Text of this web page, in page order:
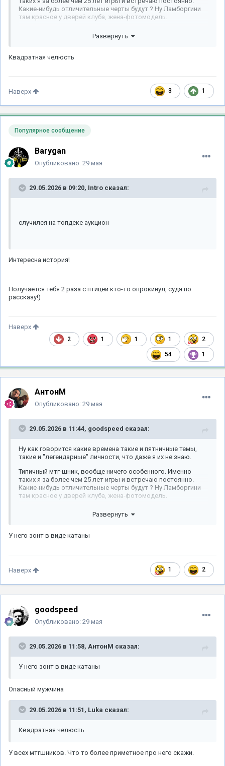
Какие-нибудь отличительные черты будут ? Ну Ламборгини
там красное у дверей клуба, жена-фотомодель.
Развернуть
Квадратная челюсть
3 1
Наверх
Популярное сообщение
Barygan
Опубликовано: 29 мая
29.05.2026 в 09:20, Intro сказал:
случился на топдеке аукцион
Интересна история!
Получается тебя 2 раза с птицей кто-то опрокинул, судя по
рассказу!)
2 1 1 1 2
54 1
Наверх
АнтонМ
Опубликовано: 29 мая
29.05.2026 в 11:44, goodspeed сказал:
Ну как говорится какие времена такие и пятничные темы,
такие и "легендарные" личности, что даже я их не знаю.
Типичный мтг-шник, вообще ничего особенного. Именно
таких я за более чем 25 лет игры и встречаю постоянно.
Какие-нибудь отличительные черты будут ? Ну Ламборгини
там красное у дверей клуба, жена-фотомодель.
Развернуть
У него зонт в виде катаны
1 2
Наверх
goodspeed
Опубликовано: 29 мая
29.05.2026 в 11:58, АнтонМ сказал:
У него зонт в виде катаны
Опасный мужчина
29.05.2026 в 11:51, Luka сказал:
Квадратная челюсть
У всех мтгшников. Что то более приметное про него скажи.